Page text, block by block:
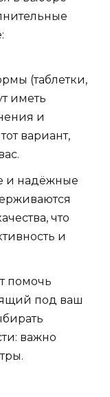
(таблетки,
иметь
и
вариант,
и надёжные
что
и
помочь
под ваш
важно